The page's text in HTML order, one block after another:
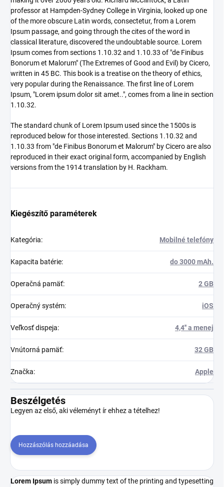
professor at Hampden-Sydney College in Virginia, looked up one
of the more obscure Latin words, consectetur, from a Lorem
Ipsum passage, and going through the cites of the word in
classical literature, discovered the undoubtable source. Lorem
Ipsum comes from sections 1.10.32 and 1.10.33 of "de Finibus
Bonorum et Malorum" (The Extremes of Good and Evil) by Cicero,
written in 45 BC. This book is a treatise on the theory of ethics,
very popular during the Renaissance. The first line of Lorem
Ipsum, "Lorem ipsum dolor sit amet..", comes from a line in section
1.10.32.
The standard chunk of Lorem Ipsum used since the 1500s is
reproduced below for those interested. Sections 1.10.32 and
1.10.33 from "de Finibus Bonorum et Malorum" by Cicero are also
reproduced in their exact original form, accompanied by English
versions from the 1914 translation by H. Rackham.
Kiegészítő paraméterek
Kategória: Mobilné telefóny
Kapacita batérie: do 3000 mAh.
Operačná pamäť: 2 GB
Operačný systém: iOS
Veľkosť dispeja: 4,4'' a menej
Vnútorná pamäť: 32 GB
Značka: Apple
Beszélgetés
Legyen az első, aki véleményt ír ehhez a tételhez!
Hozzászólás hozzáadása
Lorem Ipsum is simply dummy text of the printing and typesetting